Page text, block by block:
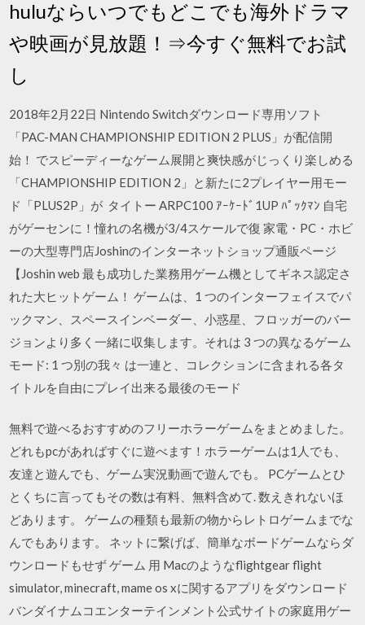
huluならいつでもどこでも海外ドラマ
や映画が見放題！⇒今すぐ無料でお試
し
2018年2月22日 Nintendo Switchダウンロード専用ソフト
「PAC-MAN CHAMPIONSHIP EDITION 2 PLUS」が配信開
始！ でスピーディーなゲーム展開と爽快感がじっくり楽しめる
「CHAMPIONSHIP EDITION 2」と新たに2プレイヤー用モー
ド「PLUS2P」が タイトー ARPC100 ｱｰｹｰﾄﾞ1UP ﾊﾟｯｸﾏﾝ 自宅
がゲーセンに！憧れの名機が3/4スケールで復 家電・PC・ホビ
ーの大型専門店Joshinのインターネットショップ通販ページ
【Joshin web 最も成功した業務用ゲーム機としてギネス認定さ
れた大ヒットゲーム！ ゲームは、1 つのインターフェイスでパ
ックマン、スペースインベーダー、小惑星、フロッガーのバー
ジョンより多く一緒に収集します。それは 3 つの異なるゲーム
モード: 1 つ別の我々 は一連と、コレクションに含まれる各タ
イトルを自由にプレイ出来る最後のモード
無料で遊べるおすすめのフリーホラーゲームをまとめました。
どれもpcがあればすぐに遊べます！ホラーゲームは1人でも、
友達と遊んでも、ゲーム実況動画で遊んでも。 PCゲームとひ
とくちに言ってもその数は有料、無料含めて. 数えきれないほ
どあります。 ゲームの種類も最新の物からレトロゲームまでな
んでもあります。 ネットに繋げば、簡単なボードゲームならダ
ウンロードもせず ゲーム 用 Macのようなflightgear flight
simulator, minecraft, mame os xに関するアプリをダウンロード
バンダイナムコエンターテインメント公式サイトの家庭用ゲー